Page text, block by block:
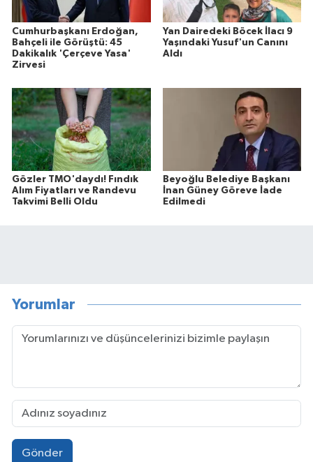
Cumhurbaşkanı Erdoğan,
Bahçeli ile Görüştü: 45
Dakikalık 'Çerçeve Yasa'
Zirvesi
Yan Dairedeki Böcek İlacı 9
Yaşındaki Yusuf'un Canını
Aldı
Gözler TMO'daydı! Fındık
Alım Fiyatları ve Randevu
Takvimi Belli Oldu
Beyoğlu Belediye Başkanı
İnan Güney Göreve İade
Edilmedi
Yorumlar
Gönder